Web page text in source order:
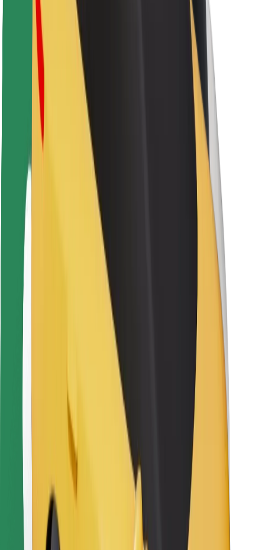
Sərnişin təhlükəsizliyi
Sürücü təhlükəsizliyi
Skuter təhlükəsizliyi
Təhlükəsizlik Laboratoriyası
Şəhərlər
Şəhər mühiti üçün həllər
Hava limanları
Bolt enerji doldurma stansiyaları
Sərnişinlər üçün
Sürücülər üçün
Kuryerlər üçün
Avtopark sahibləri üçün
Restoranlar üçün
Təchizatçılar
Qaydalar və Şərtlər
Kukilər
Təhlükəsizlik
Dəqiqələr ərzində gediş əldə et!
Sevdiyiniz yeməyi tapın!